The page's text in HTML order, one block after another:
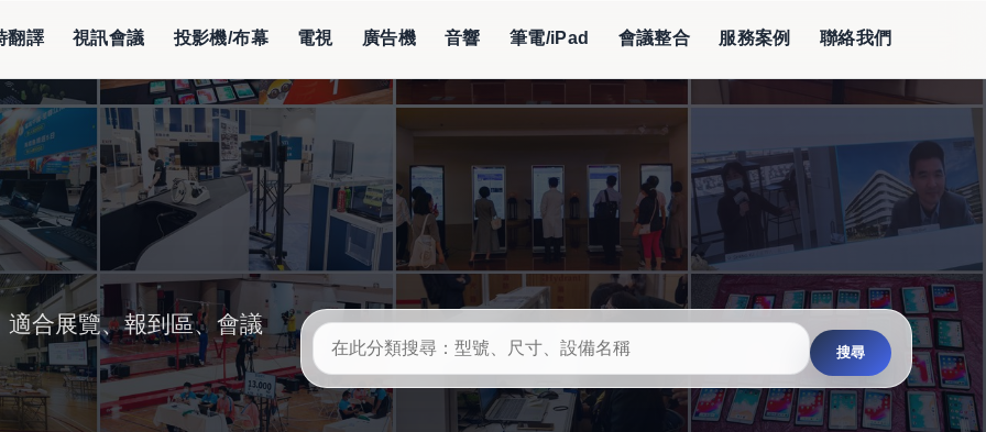
翻譯 視訊會議 投影機/布幕 電視 廣告機 音響 筆電/iPad 會議整合 服務案例 聯絡我們
合展覽、報到區、會議
搜尋